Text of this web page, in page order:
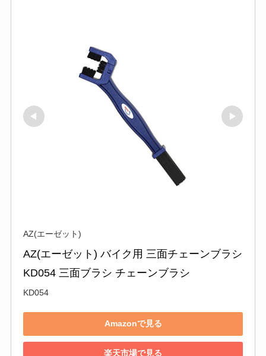
AZ(エーゼット)
AZ(エーゼット) バイク用 三面チェーンブラシ
KD054 三面ブラシ チェーンブラシ
KD054
Amazonで見る
楽天市場で見る